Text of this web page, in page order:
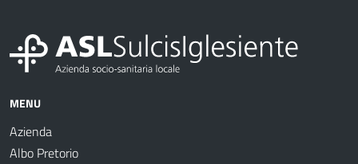
MENU
Azienda
Albo Pretorio